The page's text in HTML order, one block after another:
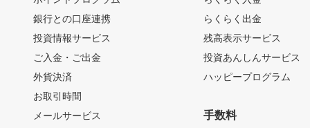
銀行との口座連携
投資情報サービス
ご入金・ご出金
外貨決済
お取引時間
メールサービス
らくらく出金
残高表示サービス
投資あんしんサービス
ハッピープログラム
手数料